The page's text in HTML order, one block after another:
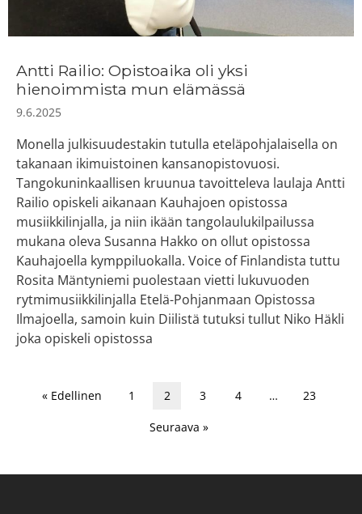
Antti Railio: Opistoaika oli yksi
hienoimmista mun elämässä
9.6.2025
Monella julkisuudestakin tutulla eteläpohjalaisella on
takanaan ikimuistoinen kansanopistovuosi.
Tangokuninkaallisen kruunua tavoitteleva laulaja Antti
Railio opiskeli aikanaan Kauhajoen opistossa
musiikkilinjalla, ja niin ikään tangolaulukilpailussa
mukana oleva Susanna Hakko on ollut opistossa
Kauhajoella kymppiluokalla. Voice of Finlandista tuttu
Rosita Mäntyniemi puolestaan vietti lukuvuoden
rytmimusiikkilinjalla Etelä-Pohjanmaan Opistossa
Ilmajoella, samoin kuin Diilistä tutuksi tullut Niko Häkli
joka opiskeli opistossa
« Edellinen 1 2 3 4 … 23
Seuraava »